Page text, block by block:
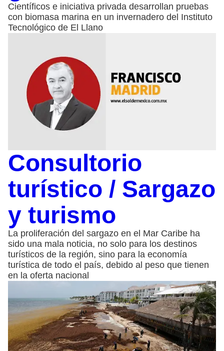
Científicos e iniciativa privada desarrollan pruebas
con biomasa marina en un invernadero del Instituto
Tecnológico de El Llano
Consultorio
turístico / Sargazo
y turismo
La proliferación del sargazo en el Mar Caribe ha
sido una mala noticia, no solo para los destinos
turísticos de la región, sino para la economía
turística de todo el país, debido al peso que tienen
en la oferta nacional